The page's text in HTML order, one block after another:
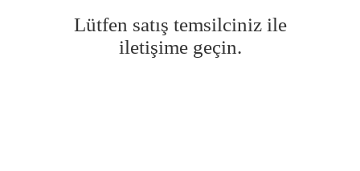
Lütfen satış temsilciniz ile
iletişime geçin.